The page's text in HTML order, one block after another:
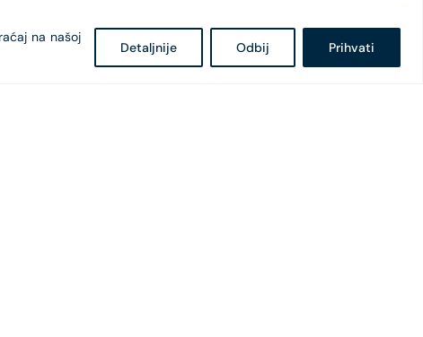
na našoj
Detaljnije Odbij Prihvati